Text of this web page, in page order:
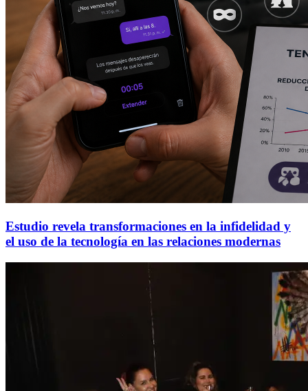
Estudio revela transformaciones en la infidelidad y
el uso de la tecnología en las relaciones modernas